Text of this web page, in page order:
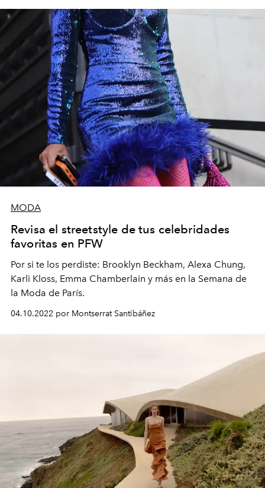
MODA
Revisa el streetstyle de tus celebridades
favoritas en PFW
Por si te los perdiste: Brooklyn Beckham, Alexa Chung,
Karli Kloss, Emma Chamberlain y más en la Semana de
la Moda de París.
04.10.2022 por Montserrat Santibáñez